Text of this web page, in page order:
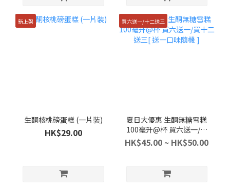
新上架
生酮核桃磅蛋糕 (一片裝)
HK$29.00
買六送一/十二送三
夏日大優惠 生酮無糖雪糕
100毫升@杯 買六送一/買
十二送三[ 送一口味隨機 ]
HK$45.00 ~ HK$50.00